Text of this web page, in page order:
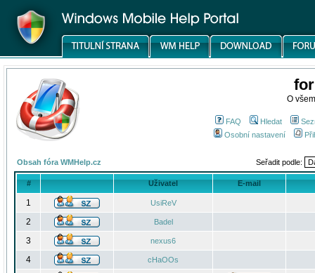
O
FAQ Hledat
Osobní nastavení
Obsah fóra WMHelp.cz Seřadit podle:
# Uživatel E-mail
1 UsiReV
2 Badel
3 nexus6
4 cHaOOs